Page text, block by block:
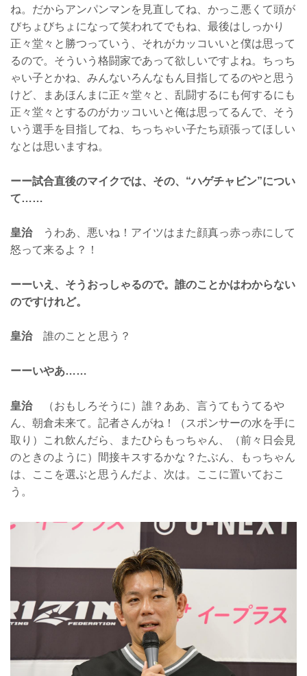
ね。だからアンパンマンを見直してね、かっこ悪くて頭が
びちょびちょになって笑われてでもね、最後はしっかり
正々堂々と勝つっていう、それがカッコいいと僕は思って
るので。そういう格闘家であって欲しいですよね。ちっち
ゃい子とかね、みんないろんなもん目指してるのやと思う
けど、まあほんまに正々堂々と、乱闘するにも何するにも
正々堂々とするのがカッコいいと俺は思ってるんで、そう
いう選手を目指してね、ちっちゃい子たち頑張ってほしい
なとは思いますね。
ーー試合直後のマイクでは、その、“ハゲチャビン”につい
て……
皇治うわあ、悪いね！アイツはまた顔真っ赤っ赤にして
怒って来るよ？！
ーーいえ、そうおっしゃるので。誰のことかはわからない
のですけれど。
皇治誰のことと思う？
ーーいやあ……
皇治（おもしろそうに）誰？ああ、言うてもうてるや
ん、朝倉未来て。記者さんがね！（スポンサーの水を手に
取り）これ飲んだら、またひらもっちゃん、（前々日会見
のときのように）間接キスするかな？たぶん、もっちゃん
は、ここを選ぶと思うんだよ、次は。ここに置いておこ
う。